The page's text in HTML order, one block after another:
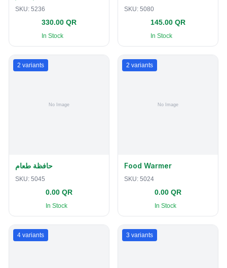
SKU: 5236
330.00 QR
In Stock
SKU: 5080
145.00 QR
In Stock
2 variants
حافظة طعام
SKU: 5045
0.00 QR
In Stock
2 variants
Food Warmer
SKU: 5024
0.00 QR
In Stock
4 variants 3 variants